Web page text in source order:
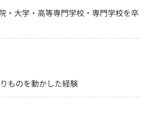
・大学・高等専門学校・専門学校を卒
ものを動かした経験